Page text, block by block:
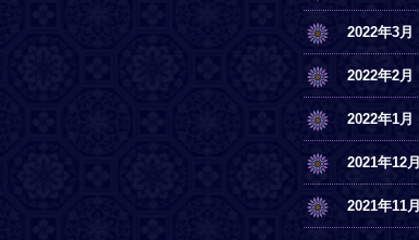
2022年3月
2022年2月
2022年1月
2021年12月
2021年11月